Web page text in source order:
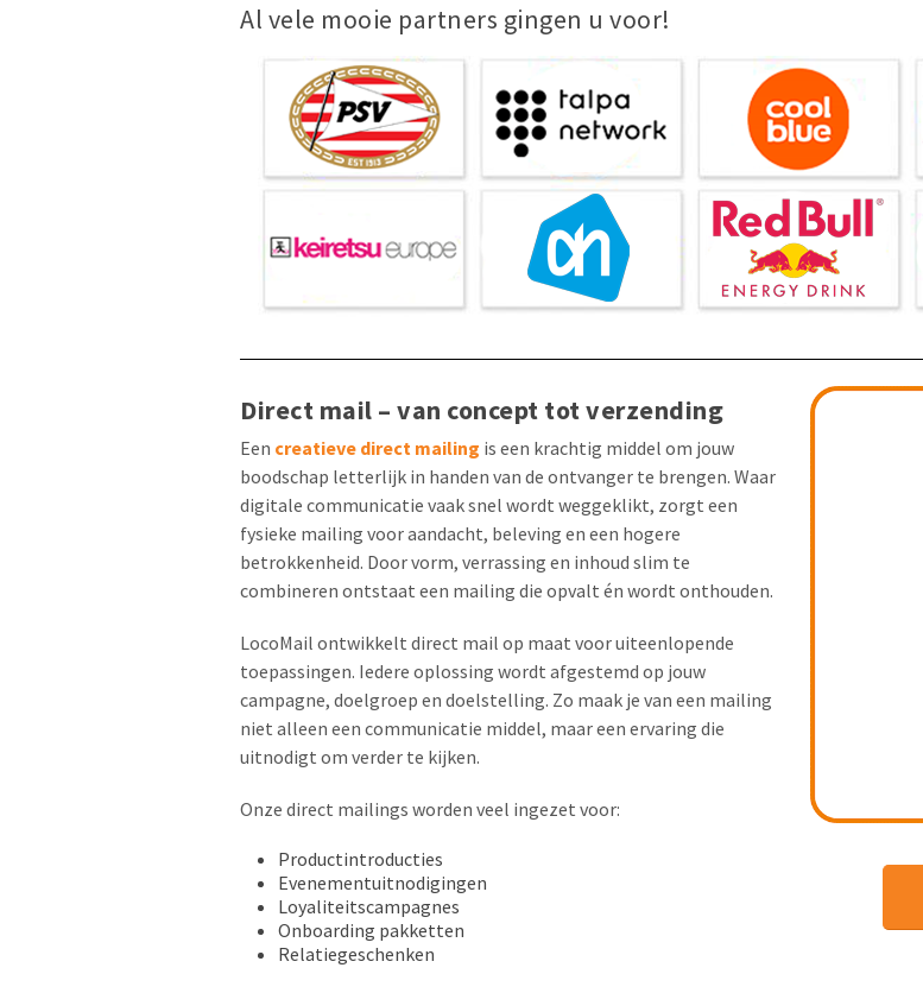
Al vele mooie partners gingen u voor!
Direct mail – van concept tot verzending
Een creatieve direct mailing is een krachtig middel om jouw
boodschap letterlijk in handen van de ontvanger te brengen. Waar
digitale communicatie vaak snel wordt weggeklikt, zorgt een
fysieke mailing voor aandacht, beleving en een hogere
betrokkenheid. Door vorm, verrassing en inhoud slim te
combineren ontstaat een mailing die opvalt én wordt onthouden.
LocoMail ontwikkelt direct mail op maat voor uiteenlopende
toepassingen. Iedere oplossing wordt afgestemd op jouw
campagne, doelgroep en doelstelling. Zo maak je van een mailing
niet alleen een communicatie middel, maar een ervaring die
uitnodigt om verder te kijken.
Onze direct mailings worden veel ingezet voor:
Productintroducties
Evenementuitnodigingen
Loyaliteitscampagnes
Onboarding pakketten
Relatiegeschenken